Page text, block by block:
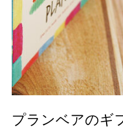
プランベアのギ